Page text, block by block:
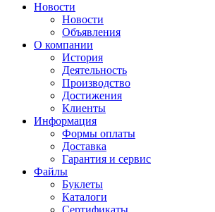
Новости
Новости
Объявления
О компании
История
Деятельность
Производство
Достижения
Клиенты
Информация
Формы оплаты
Доставка
Гарантия и сервис
Файлы
Буклеты
Каталоги
Сертификаты